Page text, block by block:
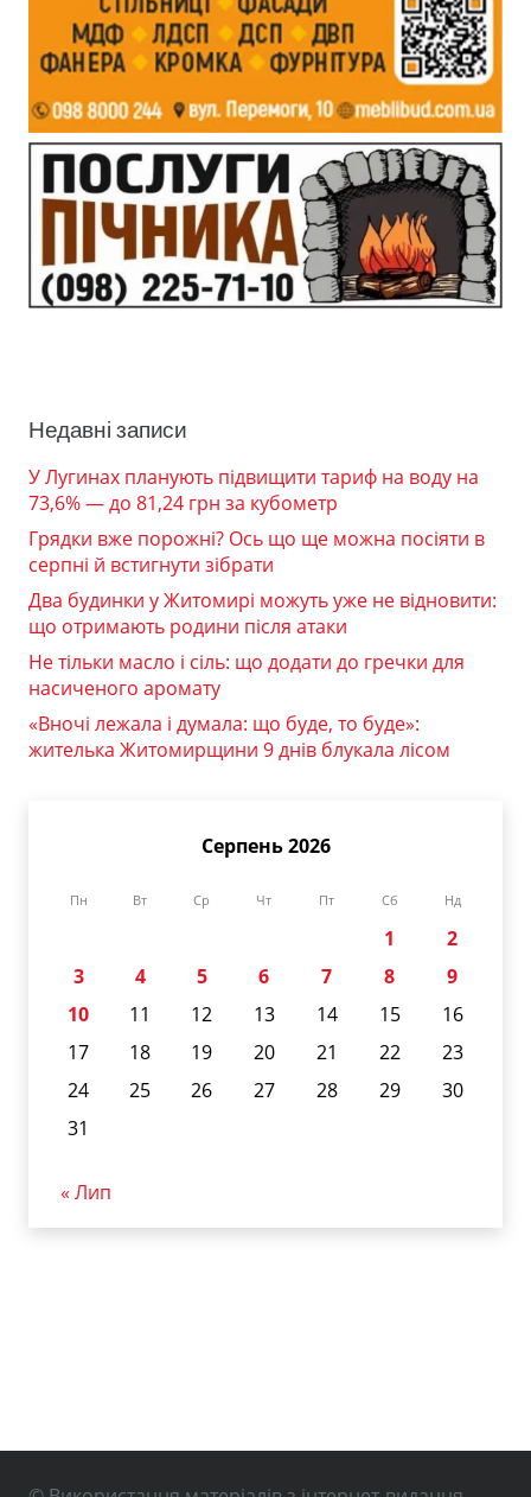
Недавні записи
У Лугинах планують підвищити тариф на воду на
73,6% — до 81,24 грн за кубометр
Грядки вже порожні? Ось що ще можна посіяти в
серпні й встигнути зібрати
Два будинки у Житомирі можуть уже не відновити:
що отримають родини після атаки
Не тільки масло і сіль: що додати до гречки для
насиченого аромату
«Вночі лежала і думала: що буде, то буде»:
жителька Житомирщини 9 днів блукала лісом
Серпень 2026
Пн Вт Ср Чт Пт Сб Нд
1
2
3
4 5 6 7 8
9
10
11 12 13 14 15
16
17
18 19 20 21 22
23
24
25 26 27 28 29
30
31
« Лип